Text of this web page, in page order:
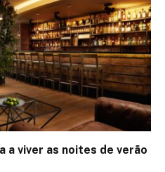
a viver as noites de verão